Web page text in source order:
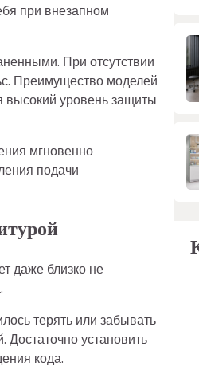
при внезапном
При отсутствии
Преимущество моделей
высокий уровень защиты
мгновенно
подачи
даже близко не
терять или забывать
установить
кода.